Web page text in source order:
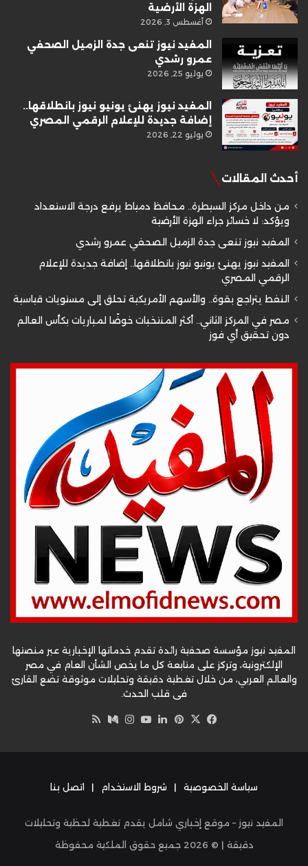
الهزة الأرضية
أغسطس 3, 2026
المفيد نيوز تنعى جدة الزميل الصحفي
عمرو رشدي
يوليو 25, 2026
المفيد نيوز يهنئ يونيو نيوز بانطلاقها..
إضافة جديدة للإعلام الرقمي المصري
يوليو 22, 2026
أحدث المقالات
من داخل مركز السيطرة.. محافظ دمياط يرفع درجة الاستعداد
ويؤكد: لا خسائر جراء الهزة الأرضية
المفيد نيوز تنعى جدة الزميل الصحفي عمرو رشدي
المفيد نيوز يهنئ يونيو نيوز بانطلاقها.. إضافة جديدة للإعلام
الرقمي المصري
النفط يتراجع بقوة.. والأسهم الأمريكية تحلق إلى مستويات قياسية
مصر في المركز الثاني.. أكثر المنتخبات خوضًا لمباريات بكأس العالم
دون تحقيق أي فوز
المفيد نيوز مؤسسة صحفية رائدة تقدم خدماتها الإخبارية عبر منصتها
الإلكترونية، وتركز على متابعة كل ما يخص الشأن العام في مصر
والعالم العربي، من خلال تغطية دقيقة وتحليلات موثوقة تضع القارئ
في قلب الحدث.
فيسبوك
‫X بينتيريست
لينكدإن‫YouTube
انستقرام
وسط
سياسة الخصوصية | شروط الاستخدام | اتصل بنا
المفيد نيوز – موقع إخباري شامل يقدم تغطية لحظية وتحليلات
دقيقة | © 2026 جميع حقوق الملكية محفوظة